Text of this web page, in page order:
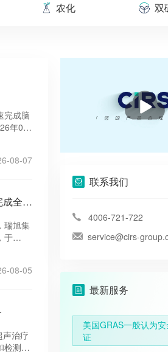
农化 双
完成脑
年08
08-07
里程碑达成｜瑞旭集团护航松达婴儿山茶油特护霜成人特应性皮炎临床研究完成全部受试者数据归集
瑞旭集
于
08-05
治疗
检测方
播
放
联系我们
4006-721-722
service@cirs-
最新服务
美国GRAS一般认为
证